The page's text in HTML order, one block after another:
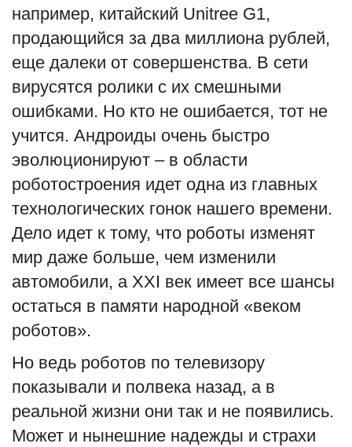
например, китайский Unitree G1,
продающийся за два миллиона рублей,
еще далеки от совершенства. В сети
вирусятся ролики с их смешными
ошибками. Но кто не ошибается, тот не
учится. Андроиды очень быстро
эволюционируют – в области
роботостроения идет одна из главных
технологических гонок нашего времени.
Дело идет к тому, что роботы изменят
мир даже больше, чем изменили
автомобили, а XXI век имеет все шансы
остаться в памяти народной «веком
роботов».
Но ведь роботов по телевизору
показывали и полвека назад, а в
реальной жизни они так и не появились.
Может и нынешние надежды и страхи